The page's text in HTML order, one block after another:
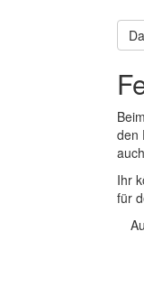
den
Ihr
für